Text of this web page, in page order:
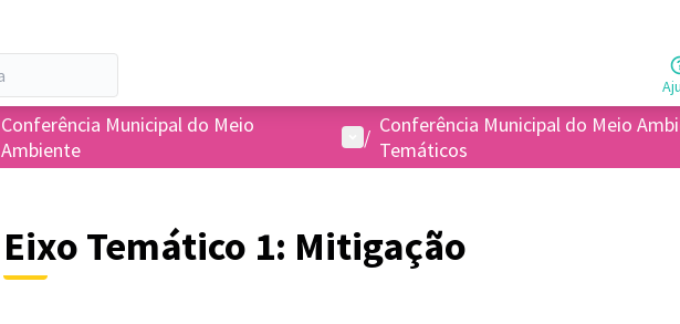
Conferência Municipal do Meio
Ambiente
Menu de usuários
/ Conferência Municipal do Meio
Temáticos
Eixo Temático 1: Mitigação